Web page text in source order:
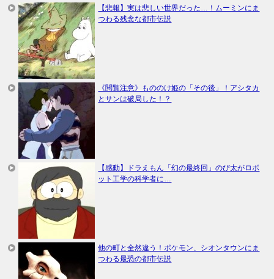
【悲報】実は悲しい世界だった…！ムーミンにま
つわる残念な都市伝説
《閲覧注意》もののけ姫の「その後」！アシタカ
とサンは破局した！？
【感動】ドラえもん「幻の最終回」のび太がロボ
ット工学の科学者に…
他の町と全然違う！ポケモン、シオンタウンにま
つわる最恐の都市伝説